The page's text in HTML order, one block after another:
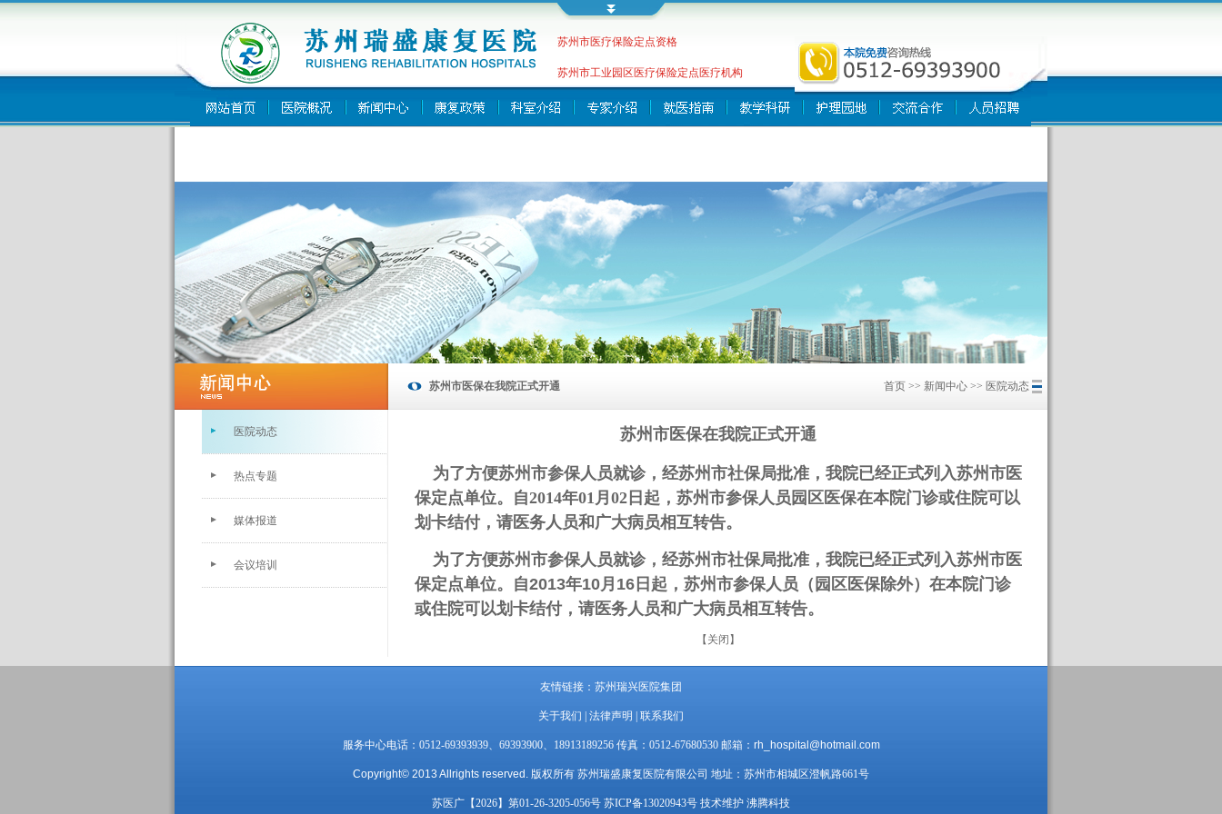
苏州市医疗保险定点资格
苏州市工业园区医疗保险定点医疗机构
医院动态
热点专题
媒体报道
会议培训
苏州市医保在我院正式开通 首页 >> 新闻中心 >> 医院动态
苏州市医保在我院正式开通
为了方便苏州市参保人员就诊，经苏州市社保局批准，我院已经正式列入苏州市医
保定点单位。自2014年01月02日起，苏州市参保人员园区医保在本院门诊或住院可以
划卡结付，请医务人员和广大病员相互转告。
为了方便苏州市参保人员就诊，经苏州市社保局批准，我院已经正式列入苏州市医
保定点单位。自2013年10月 16日起，苏州市参保人员（园区医保除外）在本院门诊
或住院可以划卡结付，请医务人员和广大病员相互转告。
【关闭】
友情链接： 苏州瑞兴医院集团
关于我们 法律声明 联系我们
服务中心电话：0512-69393939、69393900、18913189256 传真：0512-67680530 邮箱： rh_hospital@hotmail.com
Copyright© 2013 Allrights reserved. 版权所有 苏州瑞盛康复医院有限公司 地址：苏州市相城区澄帆路661号
苏医广【2026】第01-26-3205-056号 苏ICP备13020943号 技术维护 沸腾科技